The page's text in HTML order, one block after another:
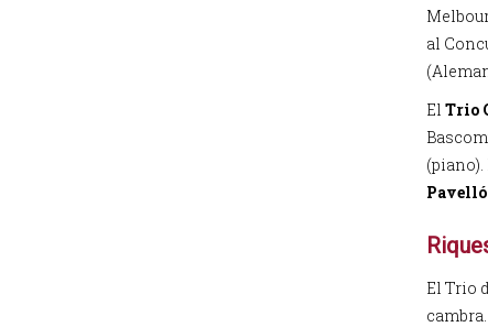
al
El Trio
(piano).
Pavelló
El Trio